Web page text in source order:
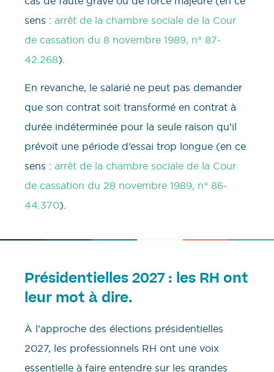
sens : arrêt de la chambre sociale de la Cour
de cassation du 8 novembre 1989, n° 87-
42.268).
En revanche, le salarié ne peut pas demander
que son contrat soit transformé en contrat à
durée indéterminée pour la seule raison qu’il
prévoit une période d’essai trop longue (en ce
sens : arrêt de la chambre sociale de la Cour
de cassation du 28 novembre 1989, n° 86-
44.370).
Présidentielles 2027 : les RH ont
leur mot à dire.
À l’approche des élections présidentielles
2027, les professionnels RH ont une voix
essentielle à faire entendre sur les grandes